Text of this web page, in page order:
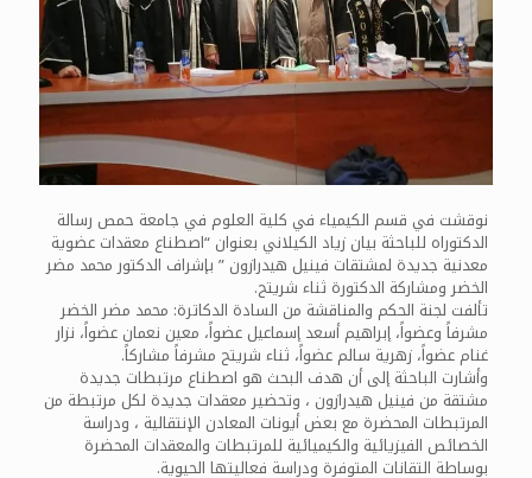
نوقشت في قسم الكيمياء في كلية العلوم في جامعة حمص رسالة
الدكتوراه للباحثة بيان زياد الكيلاني بعنوان “اصطناع معقدات عضوية
معدنية جديدة لمشتقات فينيل هيدرازون ” بإشراف الدكتور محمد مضر
الخضر ومشاركة الدكتورة ثناء شريتح.
تألفت لجنة الحكم والمناقشة من السادة الدكاترة: محمد مضر الخضر
مشرفاً وعضواً، إبراهيم أسعد إسماعيل عضواً، معين نعمان عضواً، نزار
غنام عضواً، زهرية سالم عضواً، ثناء شريتح مشرفاً مشاركاً.
وأشارت الباحثة إلى أن هدف البحث هو اصطناع مرتبطات جديدة
مشتقة من فينيل هيدرازون ، وتحضير معقدات جديدة لكل مرتبطة من
المرتبطات المحضرة مع بعض أيونات المعادن الإنتقالية ، ودراسة
الخصائص الفيزيائية والكيميائية للمرتبطات والمعقدات المحضرة
بوساطة التقانات المتوفرة ودراسة فعاليتها الحيوية.